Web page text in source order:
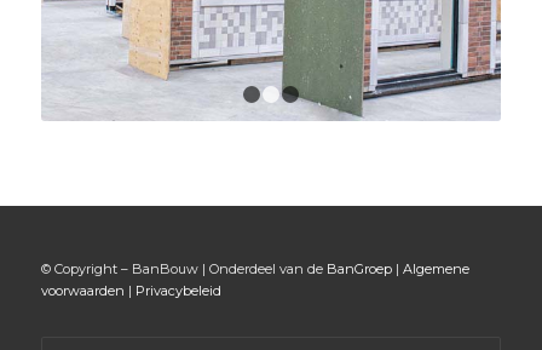
© Copyright – BanBouw | Onderdeel van de BanGroep| Algemene
voorwaarden | Privacybeleid